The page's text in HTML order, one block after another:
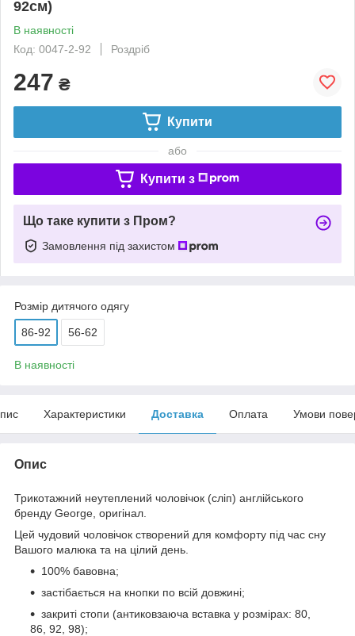
92см)
В наявності
Код: 0047-2-92
Роздріб
247 ₴
Купити
або
Купити з
Що таке купити з Пром?
Замовлення під захистом
Розмір дитячого одягу
86-92 56-62
В наявності
Характеристики Доставка Оплата Умови
Опис
Трикотажний неутеплений чоловічок (сліп) англійського
бренду George , оригінал.
Цей чудовий чоловічок створений для комфорту під час сну
Вашого малюка та на цілий день.
100% бавовна;
застібається на кнопки по всій довжині;
закриті стопи (антиковзаюча вставка у розмірах: 80,
86, 92, 98);